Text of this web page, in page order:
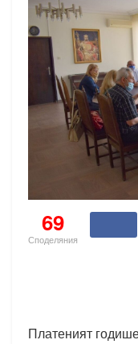
69
Споделяния
Платеният